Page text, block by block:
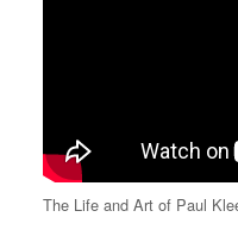
The Life and Art of Paul